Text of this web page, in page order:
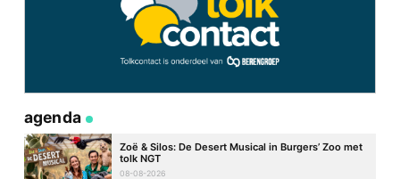
agenda
Zoë & Silos: De Desert Musical in Burgers’ Zoo met
tolk NGT
08-08-2026